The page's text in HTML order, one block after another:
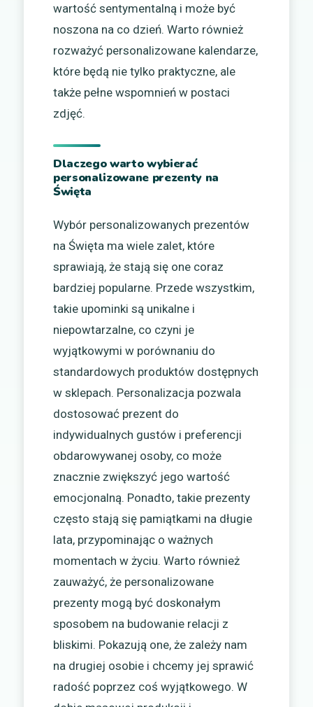
wartość sentymentalną i może być
noszona na co dzień. Warto również
rozważyć personalizowane kalendarze,
które będą nie tylko praktyczne, ale
także pełne wspomnień w postaci
zdjęć.
Dlaczego warto wybierać
personalizowane prezenty na
Święta
Wybór personalizowanych prezentów
na Święta ma wiele zalet, które
sprawiają, że stają się one coraz
bardziej popularne. Przede wszystkim,
takie upominki są unikalne i
niepowtarzalne, co czyni je
wyjątkowymi w porównaniu do
standardowych produktów dostępnych
w sklepach. Personalizacja pozwala
dostosować prezent do
indywidualnych gustów i preferencji
obdarowywanej osoby, co może
znacznie zwiększyć jego wartość
emocjonalną. Ponadto, takie prezenty
często stają się pamiątkami na długie
lata, przypominając o ważnych
momentach w życiu. Warto również
zauważyć, że personalizowane
prezenty mogą być doskonałym
sposobem na budowanie relacji z
bliskimi. Pokazują one, że zależy nam
na drugiej osobie i chcemy jej sprawić
radość poprzez coś wyjątkowego. W